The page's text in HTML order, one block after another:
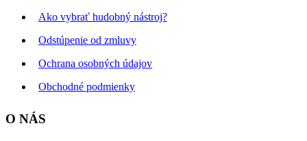
Ako vybrať hudobný nástroj?
Odstúpenie od zmluvy
Ochrana osobných údajov
Obchodné podmienky
O NÁS